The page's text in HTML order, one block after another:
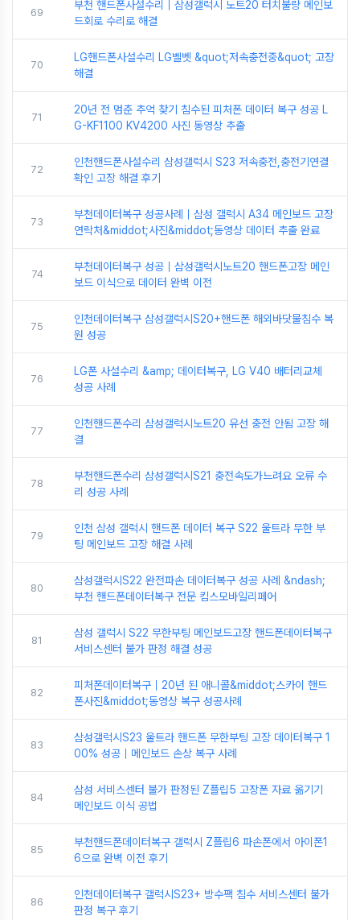
69
부천 핸드폰사설수리｜삼성갤럭시 노트20 터치불량 메인보
드회로 수리로 해결
70
LG핸드폰사설수리 LG벨벳 &quot;저속충전중&quot; 고장
해결
71
20년 전 멈춘 추억 찾기 침수된 피처폰 데이터 복구 성공 L
G-KF1100 KV4200 사진 동영상 추출
72
인천핸드폰사설수리 삼성갤럭시 S23 저속충전,충전기연결
확인 고장 해결 후기
73
부천데이터복구 성공사례｜삼성 갤럭시 A34 메인보드 고장
연락처&middot;사진&middot;동영상 데이터 추출 완료
74
부천데이터복구 성공｜삼성갤럭시노트20 핸드폰고장 메인
보드 이식으로 데이터 완벽 이전
75
인천데이터복구 삼성갤럭시S20+핸드폰 해외바닷물침수 복
원 성공
76
LG폰 사설수리 &amp; 데이터복구, LG V40 배터리교체
성공 사례
77
인천핸드폰수리 삼성갤럭시노트20 유선 충전 안됨 고장 해
결
78
부천핸드폰수리 삼성갤럭시S21 충전속도가느려요 오류 수
리 성공 사례
79
인천 삼성 갤럭시 핸드폰 데이터 복구 S22 울트라 무한 부
팅 메인보드 고장 해결 사례
80
삼성갤럭시S22 완전파손 데이터복구 성공 사례 &ndash;
부천 핸드폰데이터복구 전문 킴스모바일리페어
81
삼성 갤럭시 S22 무한부팅 메인보드고장 핸드폰데이터복구
서비스센터 불가 판정 해결 성공
82
피처폰데이터복구｜20년 된 애니콜&middot;스카이 핸드
폰사진&middot;동영상 복구 성공사례
83
삼성갤럭시S23 울트라 핸드폰 무한부팅 고장 데이터복구 1
00% 성공｜메인보드 손상 복구 사례
84
삼성 서비스센터 불가 판정된 Z플립5 고장폰 자료 옮기기
메인보드 이식 공법
85
부천핸드폰데이터복구 갤럭시 Z플립6 파손폰에서 아이폰1
6으로 완벽 이전 후기
86
인천데이터복구 갤럭시S23+ 방수팩 침수 서비스센터 불가
판정 복구 후기